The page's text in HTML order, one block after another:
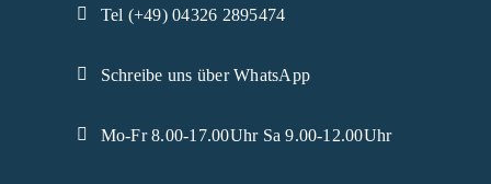
Tel (+49) 04326 2895474
Schreibe uns über WhatsApp
Mo-Fr 8.00-17.00Uhr Sa 9.00-12.00Uhr